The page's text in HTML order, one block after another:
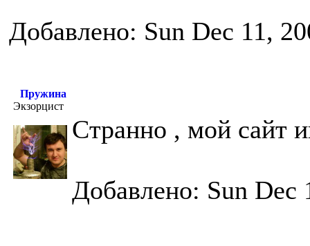
Добавлено: Sun Dec 11,
Пружина
Экзорцист
Странно , мой сайт
Добавлено: Sun Dec